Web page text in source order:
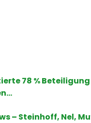
78 %
– Steinhoff, Nel,